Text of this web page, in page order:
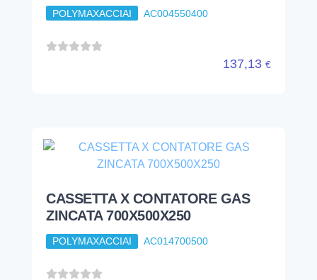
POLYMAXACCIAI AC004550400
137,13 €
CASSETTA X CONTATORE GAS
ZINCATA 700X500X250
POLYMAXACCIAI AC014700500